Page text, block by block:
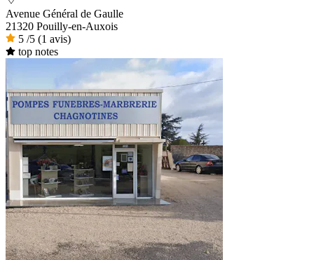
Avenue Général de Gaulle
21320 Pouilly-en-Auxois
5 /5 (1 avis)
top notes